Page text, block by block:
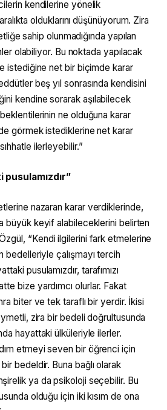
kendilerine yönelik
olduklarını düşünüyorum. Zira
sahip olunmadığında yapılan
olabiliyor. Bu noktada yapılacak
istediğine net bir biçimde karar
beş yıl sonrasında kendisini
kendine sorarak aşılabilecek
ne olduğuna karar
görmek istediklerine net karar
ilerleyebilir.”
nazaran karar verdiklerinde,
büyük keyif alabileceklerini belirten
“Kendi ilgilerini fark etmelerine
bedelleriyle çalışmayı tercih
pusulamızdır, tarafımızı
bize yardımcı olurlar. Fakat
biter ve tek taraflı bir yerdir. İkisi
zira bir bedeli doğrultusunda
hayattaki ülküleriyle ilerler.
etmeyi seven bir öğrenci için
bedeldir. Buna bağlı olarak
ya da psikoloji seçebilir. Bu
olduğu için iki kısım de ona